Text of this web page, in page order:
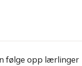
følge opp lærlinger